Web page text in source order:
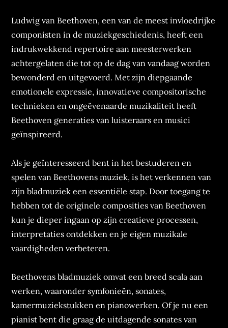
Ludwig van Beethoven, een van de meest invloedrijke
componisten in de muziekgeschiedenis, heeft een
indrukwekkend repertoire aan meesterwerken
achtergelaten die tot op de dag van vandaag worden
bewonderd en uitgevoerd. Met zijn diepgaande
emotionele expressie, innovatieve compositorische
technieken en ongeëvenaarde muzikaliteit heeft
Beethoven generaties van luisteraars en musici
geïnspireerd.
Als je geïnteresseerd bent in het bestuderen en
spelen van Beethovens muziek, is het verkennen van
zijn bladmuziek een essentiële stap. Door toegang te
hebben tot de originele composities van Beethoven
kun je dieper ingaan op zijn creatieve processen,
interpretaties ontdekken en je eigen muzikale
vaardigheden verbeteren.
Beethovens bladmuziek omvat een breed scala aan
werken, waaronder symfonieën, sonates,
kamermuziekstukken en pianowerken. Of je nu een
pianist bent die graag de uitdagende sonates van